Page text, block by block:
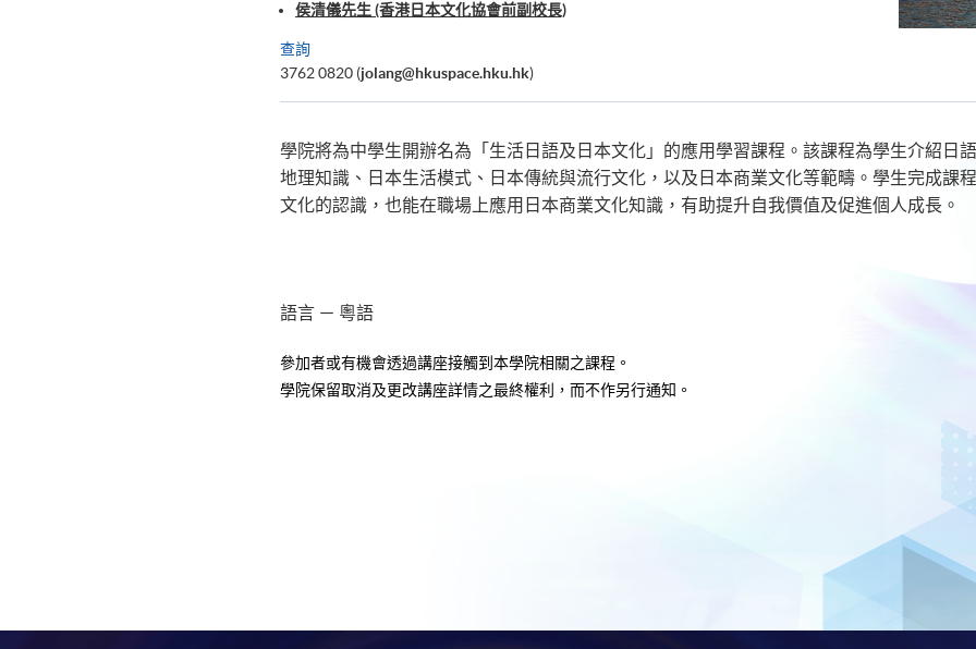
侯清儀先生 (香港日本文化協會前副校長)
查詢
3762 0820 (jolang@hkuspace.hku.hk)
學院將為中學生開辦名為「生活日語及日本文化」的應用學習課程。該課程為學生介紹日
地理知識、日本生活模式、日本傳統與流行文化，以及日本商業文化等範疇。學生完成課
文化的認識，也能在職場上應用日本商業文化知識，有助提升自我價值及促進個人成長。
語言 － 粵語
參加者或有機會透過講座接觸到本學院相關之課程。
學院保留取消及更改講座詳情之最終權利，而不作另行通知 。